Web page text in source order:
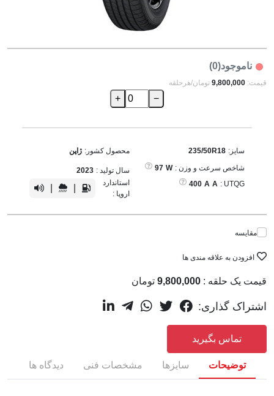
ناموجود(0)
قیمت: 9,800,000 تومان/هرحلقه
−
+
سایز: 235/50R18
شاخص سرعت و وزن : W
97
UTQG :
A
A
400
محصول کشور: ژاپن
سال تولید : 2023
استاندارد
اروپا :
مقایسه
افزودن به علاقه مندی ها
قیمت یک حلقه : 9,800,000 تومان
اشتراک گذاری:
تماس بگیرید
توضیحات سایزها مشخصات فنی دیدگاه ها